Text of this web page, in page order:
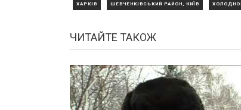
ХАРКІВ ШЕВЧЕНКІВСЬКИЙ РАЙОН, КИЇВ
ЧИТАЙТЕ ТАКОЖ